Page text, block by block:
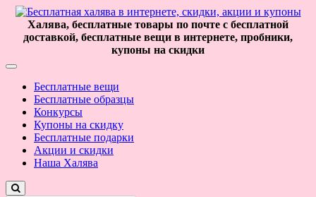
Халява, бесплатные товары по почте с бесплатной
доставкой, бесплатные вещи в интернете, пробники,
купоны на скидки
Бесплатные вещи
Бесплатные образцы
Конкурсы
Купоны на скидку
Бесплатные подарки
Акции и скидки
Наша Халява